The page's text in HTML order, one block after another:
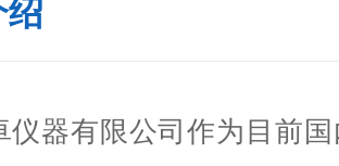
绍
仪器有限公司作为目前